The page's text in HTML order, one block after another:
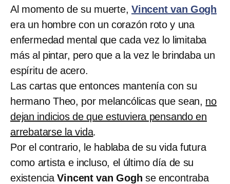
Al momento de su muerte, Vincent van Gogh
era un hombre con un corazón roto y una
enfermedad mental que cada vez lo limitaba
más al pintar, pero que a la vez le brindaba un
espíritu de acero.
Las cartas que entonces mantenía con su
hermano Theo, por melancólicas que sean, no
dejan indicios de que estuviera pensando en
arrebatarse la vida.
Por el contrario, le hablaba de su vida futura
como artista e incluso, el último día de su
existenciaVincent van Gogh se encontraba